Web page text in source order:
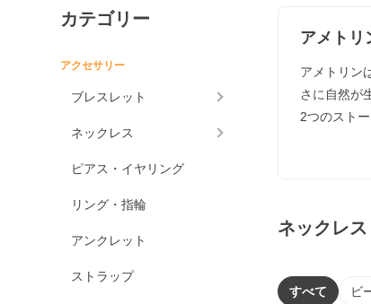
カテゴリー
アクセサリー
ブレスレット
ネックレス
ピアス・イヤリング
リング・指輪
アンクレット
ストラップ
アメトリ
アメトリン
さに自然が
2つのスト
ネックレス
すべて ビ